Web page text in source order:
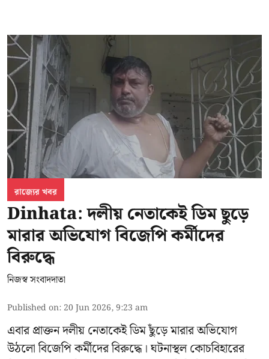
রাজ্যের খবর
Dinhata: দলীয় নেতাকেই ডিম ছুড়ে
মারার অভিযোগ বিজেপি কর্মীদের
বিরুদ্ধে
নিজস্ব সংবাদদাতা
Published on: 20 Jun 2026, 9:23 am
এবার প্রাক্তন দলীয় নেতাকেই ডিম ছুঁড়ে মারার অভিযোগ
উঠলো বিজেপি কর্মীদের বিরুদ্ধে। ঘটনাস্থল কোচবিহারের